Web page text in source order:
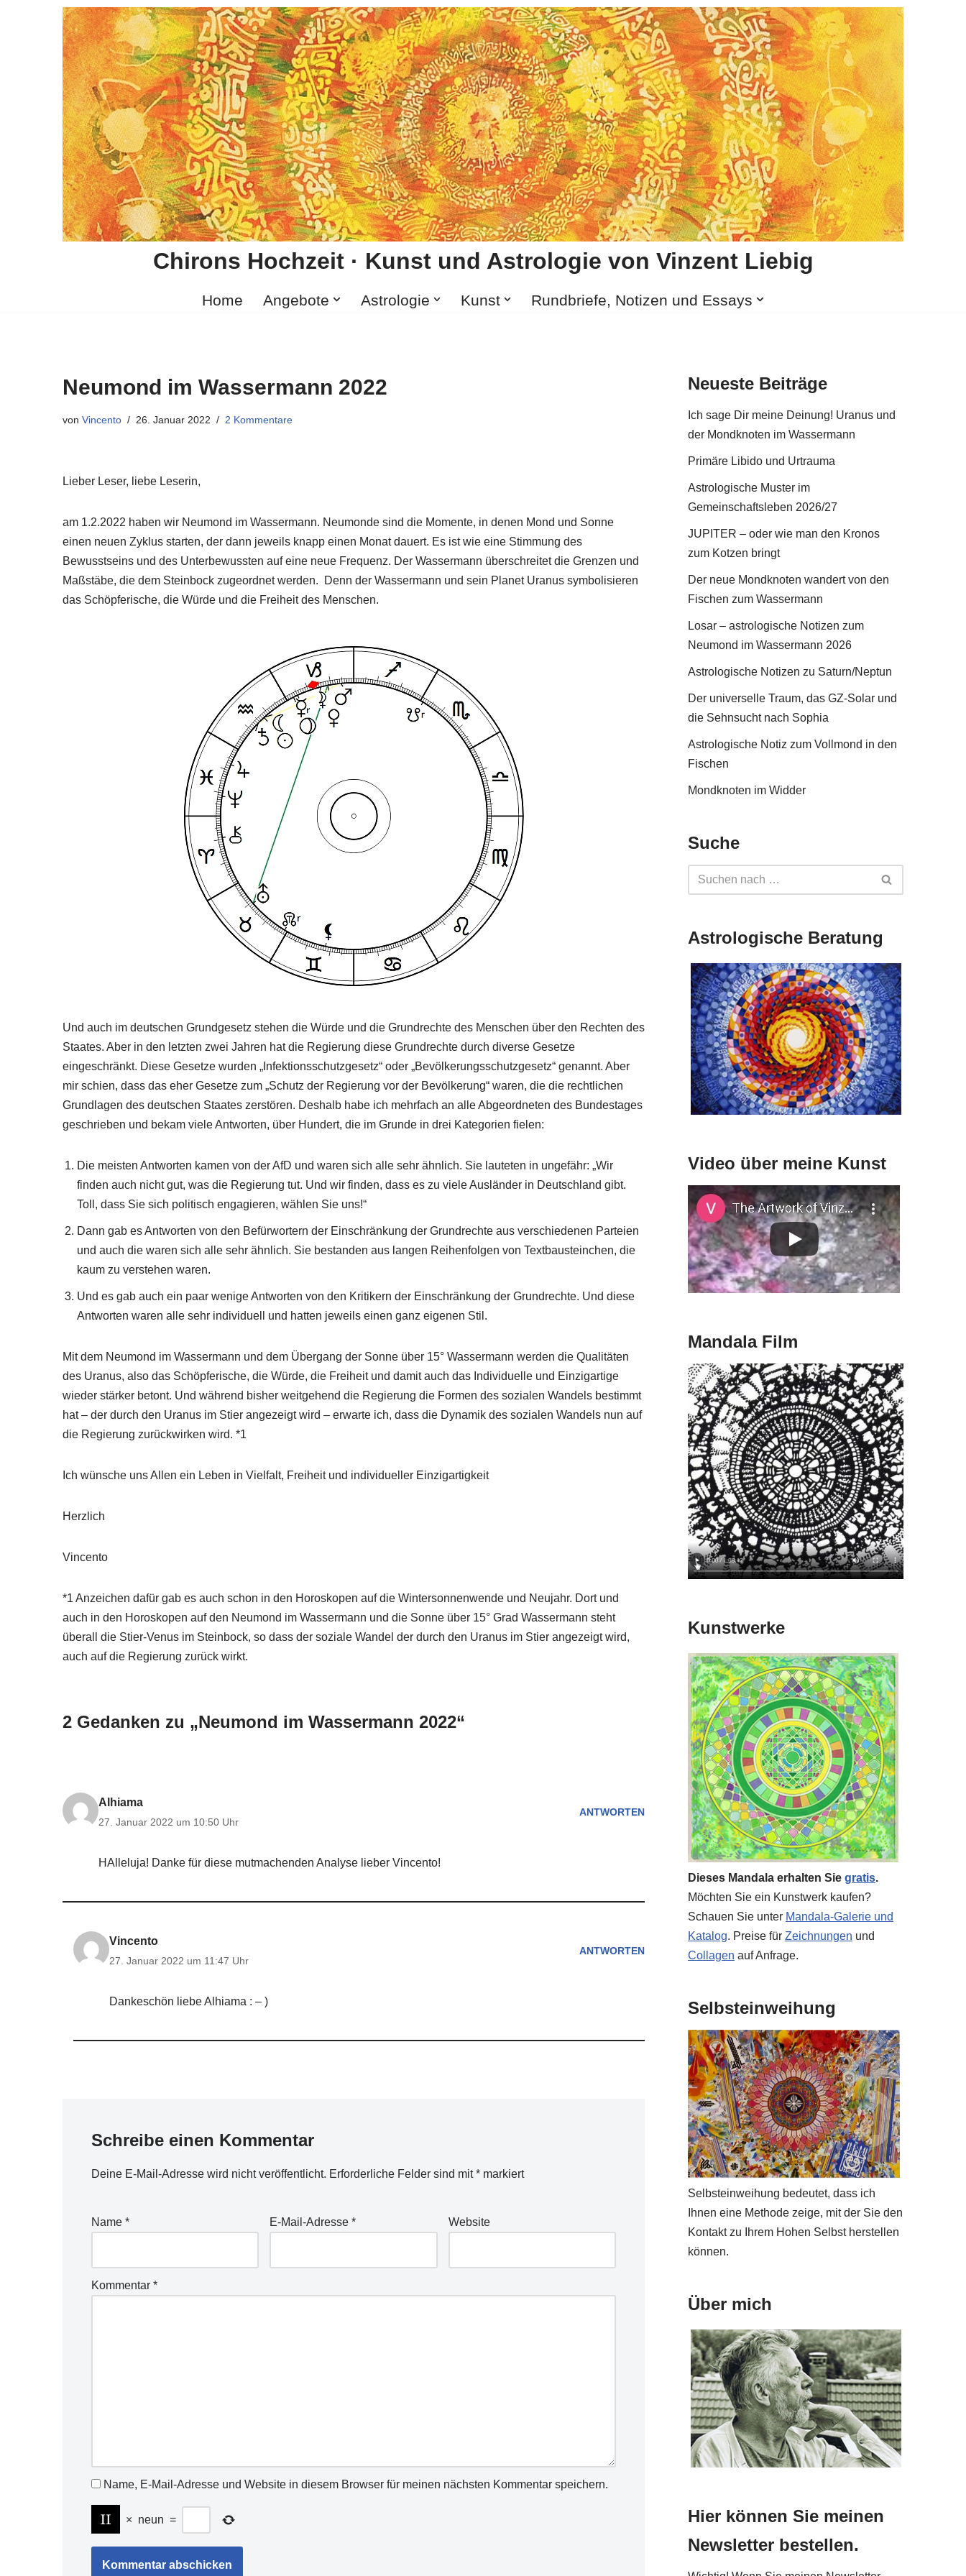
Chirons Hochzeit · Kunst und Astrologie von Vinzent Liebig
Home Angebote Astrologie Kunst Rundbriefe, Notizen und Essays
Neumond im Wassermann 2022
von Vincento 26. Januar 2022 2 Kommentare
Lieber Leser, liebe Leserin,
am 1.2.2022 haben wir Neumond im Wassermann. Neumonde sind die Momente, in denen Mond und Sonne
einen neuen Zyklus starten, der dann jeweils knapp einen Monat dauert. Es ist wie eine Stimmung des
Bewusstseins und des Unterbewussten auf eine neue Frequenz. Der Wassermann überschreitet die Grenzen und
Maßstäbe, die dem Steinbock zugeordnet werden. Denn der Wassermann und sein Planet Uranus symbolisieren
das Schöpferische, die Würde und die Freiheit des Menschen.
Und auch im deutschen Grundgesetz stehen die Würde und die Grundrechte des Menschen über den Rechten des
Staates. Aber in den letzten zwei Jahren hat die Regierung diese Grundrechte durch diverse Gesetze
eingeschränkt. Diese Gesetze wurden „Infektionsschutzgesetz“ oder „Bevölkerungsschutzgesetz“ genannt. Aber
mir schien, dass das eher Gesetze zum „Schutz der Regierung vor der Bevölkerung“ waren, die die rechtlichen
Grundlagen des deutschen Staates zerstören. Deshalb habe ich mehrfach an alle Abgeordneten des Bundestages
geschrieben und bekam viele Antworten, über Hundert, die im Grunde in drei Kategorien fielen:
Die meisten Antworten kamen von der AfD und waren sich alle sehr ähnlich. Sie lauteten in ungefähr: „Wir
finden auch nicht gut, was die Regierung tut. Und wir finden, dass es zu viele Ausländer in Deutschland gibt.
Toll, dass Sie sich politisch engagieren, wählen Sie uns!“
Dann gab es Antworten von den Befürwortern der Einschränkung der Grundrechte aus verschiedenen Parteien
und auch die waren sich alle sehr ähnlich. Sie bestanden aus langen Reihenfolgen von Textbausteinchen, die
kaum zu verstehen waren.
Und es gab auch ein paar wenige Antworten von den Kritikern der Einschränkung der Grundrechte. Und diese
Antworten waren alle sehr individuell und hatten jeweils einen ganz eigenen Stil.
Mit dem Neumond im Wassermann und dem Übergang der Sonne über 15° Wassermann werden die Qualitäten
des Uranus, also das Schöpferische, die Würde, die Freiheit und damit auch das Individuelle und Einzigartige
wieder stärker betont. Und während bisher weitgehend die Regierung die Formen des sozialen Wandels bestimmt
hat – der durch den Uranus im Stier angezeigt wird – erwarte ich, dass die Dynamik des sozialen Wandels nun auf
die Regierung zurückwirken wird. *1
Ich wünsche uns Allen ein Leben in Vielfalt, Freiheit und individueller Einzigartigkeit
Herzlich
Vincento
*1 Anzeichen dafür gab es auch schon in den Horoskopen auf die Wintersonnenwende und Neujahr. Dort und
auch in den Horoskopen auf den Neumond im Wassermann und die Sonne über 15° Grad Wassermann steht
überall die Stier-Venus im Steinbock, so dass der soziale Wandel der durch den Uranus im Stier angezeigt wird,
auch auf die Regierung zurück wirkt.
2 Gedanken zu „Neumond im Wassermann 2022“
Alhiama
27. Januar 2022 um 10:50 Uhr
ANTWORTEN
HAlleluja! Danke für diese mutmachenden Analyse lieber Vincento!
Vincento
27. Januar 2022 um 11:47 Uhr
ANTWORTEN
Dankeschön liebe Alhiama : – )
Schreibe einen Kommentar
Deine E-Mail-Adresse wird nicht veröffentlicht. Erforderliche Felder sind mit* markiert
Name * E-Mail-Adresse* Website
Kommentar *
Name, E-Mail-Adresse und Website in diesem Browser für meinen nächsten Kommentar speichern.
× neun =
Neueste Beiträge
Ich sage Dir meine Deinung! Uranus und
der Mondknoten im Wassermann
Primäre Libido und Urtrauma
Astrologische Muster im
Gemeinschaftsleben 2026/27
JUPITER – oder wie man den Kronos
zum Kotzen bringt
Der neue Mondknoten wandert von den
Fischen zum Wassermann
Losar – astrologische Notizen zum
Neumond im Wassermann 2026
Astrologische Notizen zu Saturn/Neptun
Der universelle Traum, das GZ-Solar und
die Sehnsucht nach Sophia
Astrologische Notiz zum Vollmond in den
Fischen
Mondknoten im Widder
Suche
Astrologische Beratung
Video über meine Kunst
Mandala Film
Kunstwerke
Dieses Mandala erhalten Sie gratis.
Möchten Sie ein Kunstwerk kaufen?
Schauen Sie unter Mandala-Galerie und
Katalog. Preise für Zeichnungen und
Collagen auf Anfrage.
Selbsteinweihung
Selbsteinweihung bedeutet, dass ich
Ihnen eine Methode zeige, mit der Sie den
Kontakt zu Ihrem Hohen Selbst herstellen
können.
Über mich
Hier können Sie meinen
Newsletter bestellen.